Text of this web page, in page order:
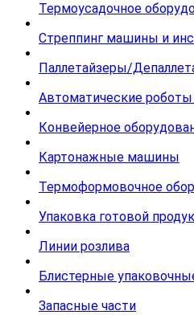
Термоусадочное
Стреппинг машины и
Паллетайзеры/
Автоматические роботы
Конвейерное
Картонажные машины
Термоформовочное
Упаковка готовой
Линии розлива
Блистерные
Запасные части